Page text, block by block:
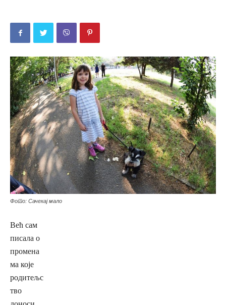
Фото: Сачекај мало
Већ сам
писала о
промена
ма које
родитељс
тво